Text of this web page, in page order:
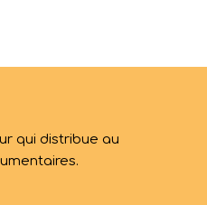
qui distribue au